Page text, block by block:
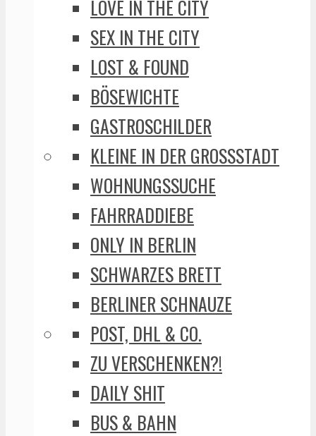
LOVE IN THE CITY
SEX IN THE CITY
LOST & FOUND
BÖSEWICHTE
GASTROSCHILDER
KLEINE IN DER GROSSSTADT
WOHNUNGSSUCHE
FAHRRADDIEBE
ONLY IN BERLIN
SCHWARZES BRETT
BERLINER SCHNAUZE
POST, DHL & CO.
ZU VERSCHENKEN?!
DAILY SHIT
BUS & BAHN